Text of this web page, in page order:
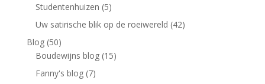
Studentenhuizen (5)
Uw satirische blik op de roeiwereld (42)
Blog(50)
Boudewijns blog(15)
Fanny's blog(7)